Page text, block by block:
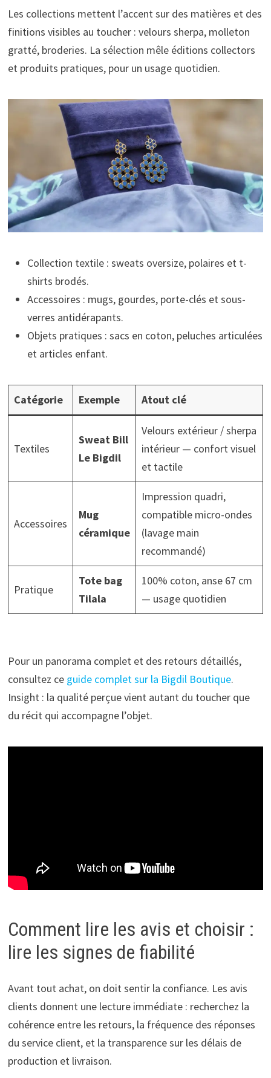
Les collections mettent l’accent sur des matières et des
finitions visibles au toucher : velours sherpa, molleton
gratté, broderies. La sélection mêle éditions collectors
et produits pratiques, pour un usage quotidien.
Collection textile : sweats oversize, polaires et t-
shirts brodés.
Accessoires : mugs, gourdes, porte-clés et sous-
verres antidérapants.
Objets pratiques : sacs en coton, peluches articulées
et articles enfant.
Catégorie Exemple Atout clé
Textiles
Sweat Bill
Le Bigdil
Velours extérieur / sherpa
intérieur — confort visuel
et tactile
Accessoires
Mug
céramique
Impression quadri,
compatible micro-ondes
(lavage main
recommandé)
Pratique
Tote bag
Tilala
100% coton, anse 67 cm
— usage quotidien
Pour un panorama complet et des retours détaillés,
consultez ce guide complet sur la Bigdil Boutique.
Insight : la qualité perçue vient autant du toucher que
du récit qui accompagne l’objet.
Comment lire les avis et choisir :
lire les signes de fiabilité
Avant tout achat, on doit sentir la confiance. Les avis
clients donnent une lecture immédiate : recherchez la
cohérence entre les retours, la fréquence des réponses
du service client, et la transparence sur les délais de
production et livraison.